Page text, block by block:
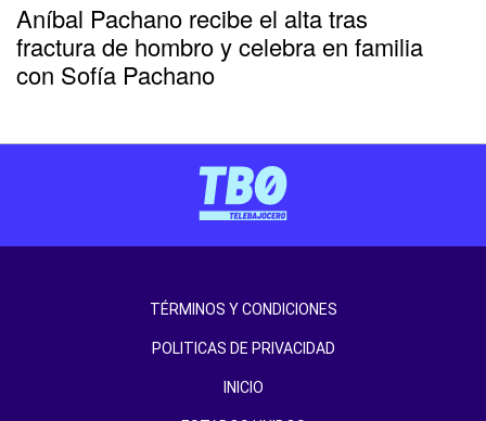
Aníbal Pachano recibe el alta tras
fractura de hombro y celebra en familia
con Sofía Pachano
TÉRMINOS Y CONDICIONES
POLITICAS DE PRIVACIDAD
INICIO